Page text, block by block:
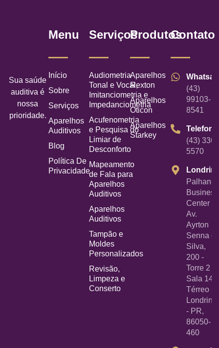
Sua saúde
auditiva é
nossa
prioridade.
Menu
Início
Sobre
Serviços
Aparelhos
Auditivos
Blog
Política De
Privacidade
Serviços
Audiometria
Tonal e Vocal,
Imitanciometria e
Impedanciometria
Acufenometria
e Pesquisa do
Limiar de
Desconforto
Mapeamento
de Fala para
Aparelhos
Auditivos
Aparelhos
Auditivos
Tampão e
Moldes
Personalizados
Revisão,
Limpeza e
Conserto
Produtos
Aparelhos
Rexton
Aparelhos
Oticon
Aparelhos
Starkey
Contato
(43)
99103-
8541
Telefone
(43)
5570
Palhano
Business
Center -
Av.
Ayrton
Senna
Silva,
200 -
Torre 2 -
Sala 14
Térreo -
Londrina
- PR,
86050-
460